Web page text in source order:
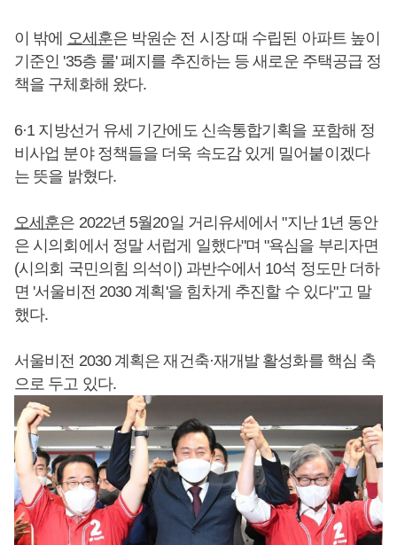
이 밖에 오세훈은 박원순 전 시장 때 수립된 아파트 높이
기준인 '35층 룰' 폐지를 추진하는 등 새로운 주택공급 정
책을 구체화해 왔다.
6·1 지방선거 유세 기간에도 신속통합기획을 포함해 정
비사업 분야 정책들을 더욱 속도감 있게 밀어붙이겠다
는 뜻을 밝혔다.
오세훈은 2022년 5월20일 거리유세에서 "지난 1년 동안
은 시의회에서 정말 서럽게 일했다"며 "욕심을 부리자면
(시의회 국민의힘 의석이) 과반수에서 10석 정도만 더하
면 '서울비전 2030 계획'을 힘차게 추진할 수 있다"고 말
했다.
서울비전 2030 계획은 재건축·재개발 활성화를 핵심 축
으로 두고 있다.